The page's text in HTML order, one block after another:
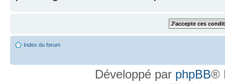
Index du forum
Développé par phpBB®